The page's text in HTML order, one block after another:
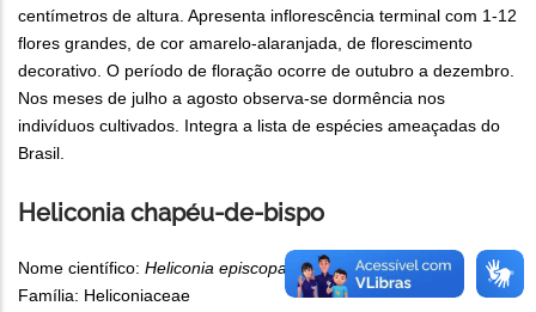
centímetros de altura. Apresenta inflorescência terminal com 1-12
flores grandes, de cor amarelo-alaranjada, de florescimento
decorativo. O período de floração ocorre de outubro a dezembro.
Nos meses de julho a agosto observa-se dormência nos
indivíduos cultivados. Integra a lista de espécies ameaçadas do
Brasil.
Heliconia chapéu-de-bispo
Nome científico: Heliconia episcopalis
Família: Heliconiaceae